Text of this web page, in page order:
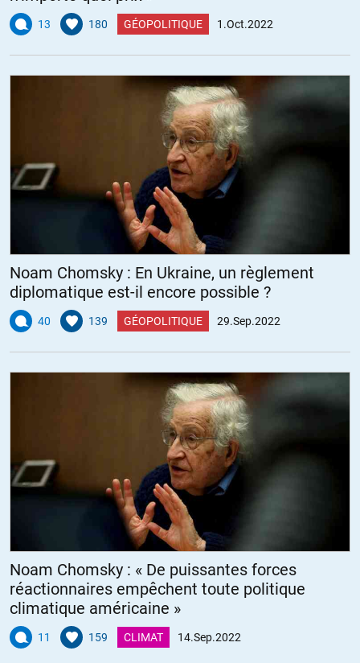
13 180 GÉOPOLITIQUE 1.Oct.2022
Noam Chomsky : En Ukraine, un règlement
diplomatique est-il encore possible ?
40 139 GÉOPOLITIQUE 29.Sep.2022
Noam Chomsky : « De puissantes forces
réactionnaires empêchent toute politique
climatique américaine »
11 159 CLIMAT 14.Sep.2022